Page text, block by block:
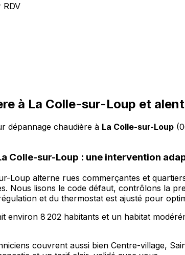
RDV
à La Colle-sur-Loup et
dépannage chaudière à La Colle-sur-Loup
Colle-sur-Loup : une intervention
Loup alterne rues commerçantes et
Nous lisons le code défaut, contrôlons la
et du thermostat est ajusté pour
environ 8 202 habitants et un habitat
couvrent aussi bien Centre-village,